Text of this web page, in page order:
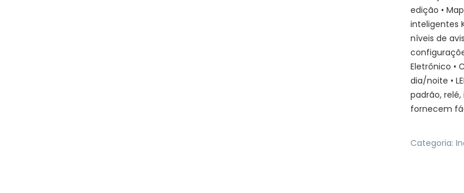
edição •
inteligentes
níveis de
Eletrônico •
dia/noite •
padrão,
fornecem
Categoria: